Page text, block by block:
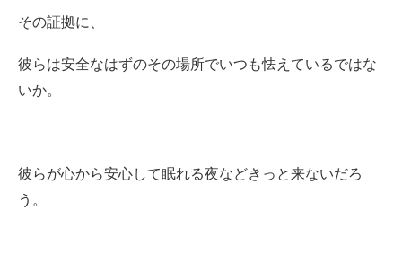
その証拠に、
彼らは安全なはずのその場所でいつも怯えているではな
いか。
彼らが心から安心して眠れる夜などきっと来ないだろ
う。